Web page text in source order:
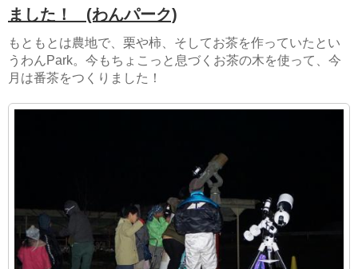
ました！ (わんパーク)
もともとは農地で、栗や柿、そしてお茶を作っていたとい
うわんPark。今もちょこっと息づくお茶の木を使って、今
月は番茶をつくりました！